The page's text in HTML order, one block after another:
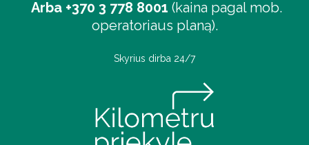
Arba +370 3 778 8001 (kaina pagal mob.
operatoriaus planą).
Skyrius dirba 24/7